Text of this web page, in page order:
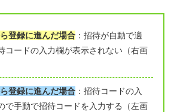
登録に進んだ場合：招待が自動で適
コードの入力欄が表示されない（右画
登録に進んだ場合：招待コードの入
で手動で招待コードを入力する（左画